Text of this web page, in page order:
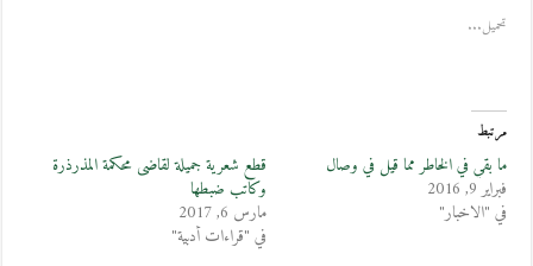
تحميل...
مرتبط
ما بقي في الخاطر مما قيل في وصال
فبراير 9, 2016
في "الاخبار"
قطع شعرية جميلة لقاضى محكمة المذرذرة
وكاتب ضبطها
مارس 6, 2017
في "قراءات أدبية"